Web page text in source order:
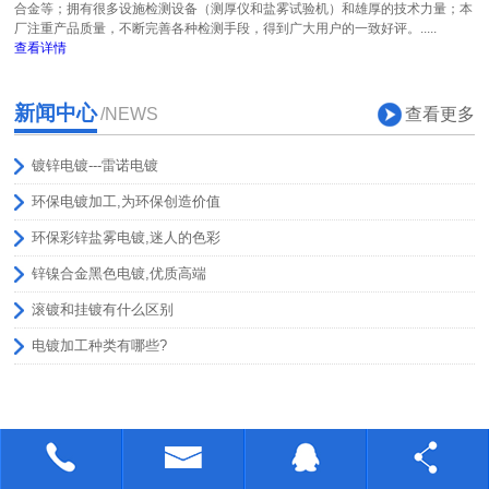
合金等；拥有很多设施检测设备（测厚仪和盐雾试验机）和雄厚的技术力量；本
厂注重产品质量，不断完善各种检测手段，得到广大用户的一致好评。.....
查看详情
新闻中心/NEWS 查看更多
镀锌电镀---雷诺电镀
环保电镀加工,为环保创造价值
环保彩锌盐雾电镀,迷人的色彩
锌镍合金黑色电镀,优质高端
滚镀和挂镀有什么区别
电镀加工种类有哪些?